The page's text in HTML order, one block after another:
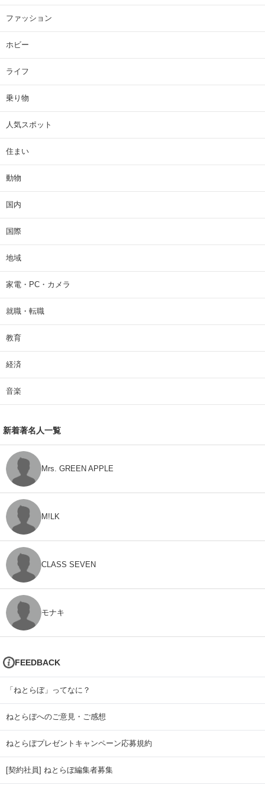
ファッション
ホビー
ライフ
乗り物
人気スポット
住まい
動物
国内
国際
地域
家電・PC・カメラ
就職・転職
教育
経済
音楽
新着著名人一覧
Mrs. GREEN APPLE
M!LK
CLASS SEVEN
モナキ
FEEDBACK
「ねとらぼ」ってなに？
ねとらぼへのご意見・ご感想
ねとらぼプレゼントキャンペーン応募規約
[契約社員] ねとらぼ編集者募集